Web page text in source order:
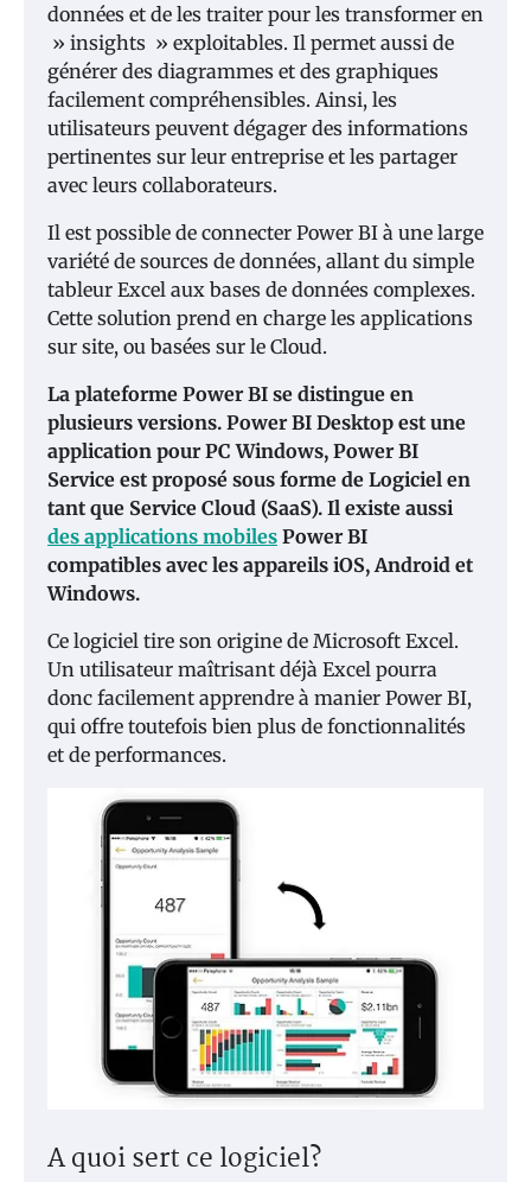
données et de les traiter pour les transformer en
» insights » exploitables. Il permet aussi de
générer des diagrammes et des graphiques
facilement compréhensibles. Ainsi, les
utilisateurs peuvent dégager des informations
pertinentes sur leur entreprise et les partager
avec leurs collaborateurs.
Il est possible de connecter Power BI à une large
variété de sources de données, allant du simple
tableur Excel aux bases de données complexes.
Cette solution prend en charge les applications
sur site, ou basées sur le Cloud.
La plateforme Power BI se distingue en
plusieurs versions. Power BI Desktop est une
application pour PC Windows, Power BI
Service est proposé sous forme de Logiciel en
tant que Service Cloud (SaaS). Il existe aussi
des applications mobiles Power BI
compatibles avec les appareils iOS, Android et
Windows.
Ce logiciel tire son origine de Microsoft Excel.
Un utilisateur maîtrisant déjà Excel pourra
donc facilement apprendre à manier Power BI,
qui offre toutefois bien plus de fonctionnalités
et de performances.
A quoi sert ce logiciel?